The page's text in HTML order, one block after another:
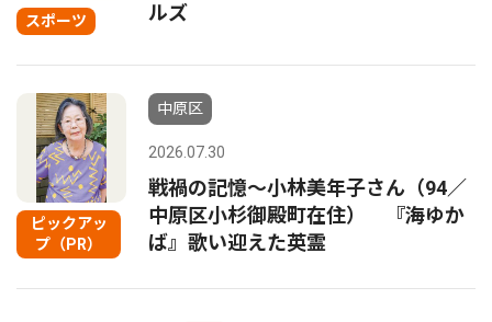
スポーツ
ルズ
ピックアッ
プ（PR）
中原区
2026.07.30
戦禍の記憶〜小林美年子さん（94／
中原区小杉御殿町在住） 『海ゆか
ば』歌い迎えた英霊